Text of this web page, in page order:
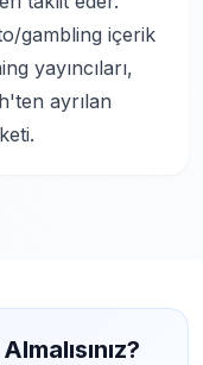
gambling içerik
yayıncıları,
ayrılan